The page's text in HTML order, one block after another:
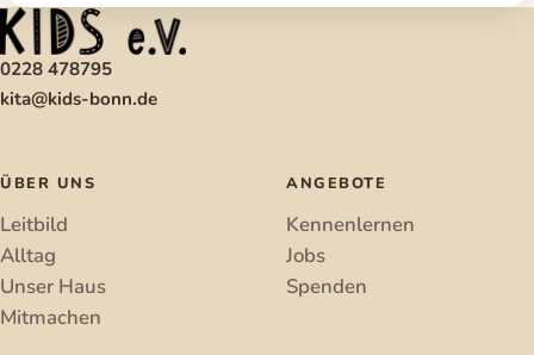
0228 478795
kita@kids-bonn.de
ÜBER UNS
Leitbild
Alltag
Unser Haus
Mitmachen
ANGEBOTE
Kennenlernen
Jobs
Spenden